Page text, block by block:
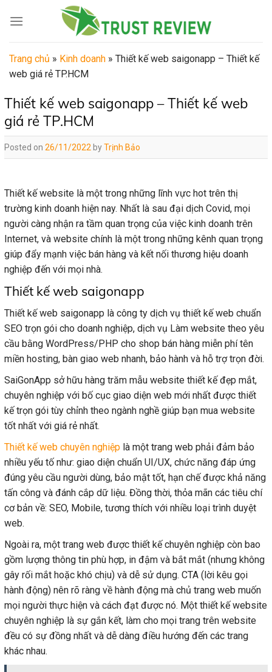
Trang chủ » Kinh doanh » Thiết kế web saigonapp – Thiết kế
web giá rẻ TP.HCM
Thiết kế web saigonapp – Thiết kế web
giá rẻ TP.HCM
Posted on 26/11/2022 byTrịnh Bảo
Thiết kế website là một trong những lĩnh vực hot trên thị
trường kinh doanh hiện nay. Nhất là sau đại dịch Covid, mọi
người càng nhận ra tầm quan trọng của việc kinh doanh trên
Internet, và website chính là một trong những kênh quan trọng
giúp đẩy mạnh việc bán hàng và kết nối thương hiệu doanh
nghiệp đến với mọi nhà.
Thiết kế web saigonapp
Thiết kế web saigonapp là công ty dịch vụ thiết kế web chuẩn
SEO trọn gói cho doanh nghiệp, dịch vụ Làm website theo yêu
cầu bằng WordPress/PHP cho shop bán hàng miễn phí tên
miền hosting, bàn giao web nhanh, bảo hành và hỗ trợ trọn đời.
SaiGonApp sở hữu hàng trăm mẫu website thiết kế đẹp mắt,
chuyên nghiệp với bố cục giao diện web mới nhất được thiết
kế trọn gói tùy chỉnh theo ngành nghề giúp bạn mua website
tốt nhất với giá rẻ nhất.
Thiết kế web chuyên nghiệp là một trang web phải đảm bảo
nhiều yếu tố như: giao diện chuẩn UI/UX, chức năng đáp ứng
đúng yêu cầu người dùng, bảo mật tốt, hạn chế được khả năng
tấn công và đánh cắp dữ liệu. Đồng thời, thỏa mãn các tiêu chí
cơ bản về: SEO, Mobile, tương thích với nhiều loại trình duyệt
web.
Ngoài ra, một trang web được thiết kế chuyên nghiệp còn bao
gồm lượng thông tin phù hợp, in đậm và bắt mắt (nhưng không
gây rối mắt hoặc khó chịu) và dễ sử dụng. CTA (lời kêu gọi
hành động) nên rõ ràng về hành động mà chủ trang web muốn
mọi người thực hiện và cách đạt được nó. Một thiết kế website
chuyên nghiệp là sự gắn kết, làm cho mọi trang trên website
đều có sự đồng nhất và dễ dàng điều hướng đến các trang
khác nhau.